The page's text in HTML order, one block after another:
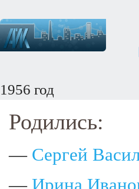
1956 год
Родились:
— Сергей
— Ирина